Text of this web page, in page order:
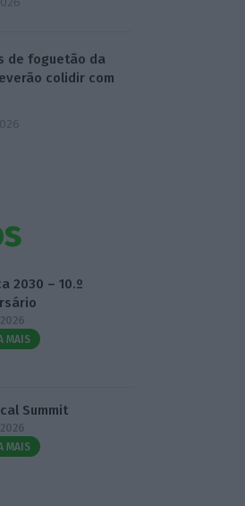
de foguetão da
colidir com
2030 – 10.º
MAIS
Summit
MAIS